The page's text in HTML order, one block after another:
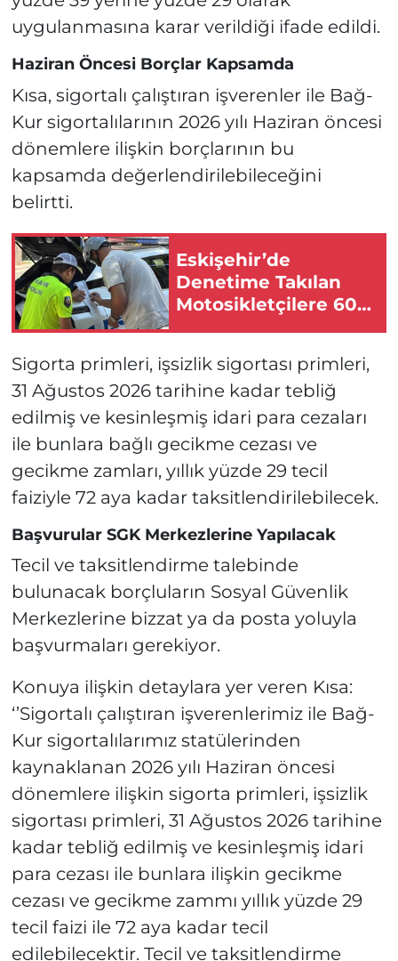
uygulanmasına karar verildiği ifade edildi.
Haziran Öncesi Borçlar Kapsamda
Kısa, sigortalı çalıştıran işverenler ile Bağ-
Kur sigortalılarının 2026 yılı Haziran öncesi
dönemlere ilişkin borçlarının bu
kapsamda değerlendirilebileceğini
belirtti.
Eskişehir’de
Denetime Takılan
Motosikletçilere 600
Sigorta primleri, işsizlik sigortası primleri,
31 Ağustos 2026 tarihine kadar tebliğ
edilmiş ve kesinleşmiş idari para cezaları
ile bunlara bağlı gecikme cezası ve
gecikme zamları, yıllık yüzde 29 tecil
faiziyle 72 aya kadar taksitlendirilebilecek.
Başvurular SGK Merkezlerine Yapılacak
Tecil ve taksitlendirme talebinde
bulunacak borçluların Sosyal Güvenlik
Merkezlerine bizzat ya da posta yoluyla
başvurmaları gerekiyor.
Konuya ilişkin detaylara yer veren Kısa:
‘’Sigortalı çalıştıran işverenlerimiz ile Bağ-
Kur sigortalılarımız statülerinden
kaynaklanan 2026 yılı Haziran öncesi
dönemlere ilişkin sigorta primleri, işsizlik
sigortası primleri, 31 Ağustos 2026 tarihine
kadar tebliğ edilmiş ve kesinleşmiş idari
para cezası ile bunlara ilişkin gecikme
cezası ve gecikme zammı yıllık yüzde 29
tecil faizi ile 72 aya kadar tecil
edilebilecektir. Tecil ve taksitlendirme